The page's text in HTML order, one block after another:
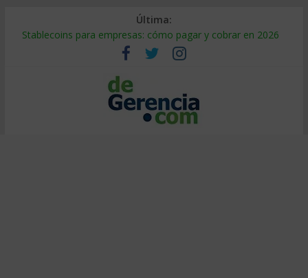
Última:
Stablecoins para empresas: cómo pagar y cobrar en 2026
Despido silencioso: qué es y por qué sale tan caro
IA en selección de personal: cómo auditarla a tiempo
Trabajo forzoso en la cadena de suministro: qué hacer
Mercado hispano de EE. UU.: cómo segmentarlo y venderle